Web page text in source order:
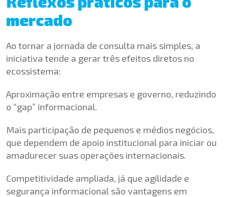
mercado
Ao tornar a jornada de consulta mais simples, a
iniciativa tende a gerar três efeitos diretos no
ecossistema:
Aproximação entre empresas e governo, reduzindo
o “gap” informacional.
Mais participação de pequenos e médios negócios,
que dependem de apoio institucional para iniciar ou
amadurecer suas operações internacionais.
Competitividade ampliada, já que agilidade e
segurança informacional são vantagens em